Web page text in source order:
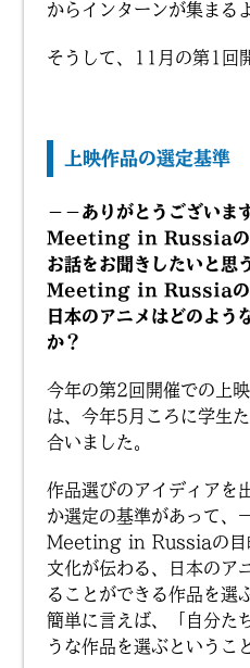
からインターンが集まる
そうして、11月の第1回
上映作品の選定基準
－－ありがとうござい
Meeting in Russiaの
お話をお聞きしたいと
Meeting in Russiaの
日本のアニメはどのよう
か？
今年の第2回開催での上
は、今年5月ころに学生
合いました。
作品選びのアイディアを
か選定の基準があって
Meeting in Russiaの目
文化が伝わる、日本のア
ることができる作品を選
簡単に言えば、「自分た
うな作品を選ぶというこ